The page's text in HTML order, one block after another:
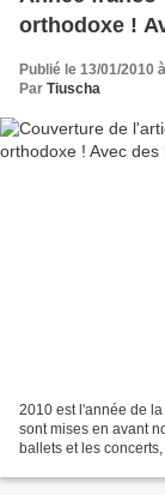
orthodoxe !
Publié le 13/01/2010
Par Tiuscha
2010 est l'année de
sont mises en avant
ballets et les